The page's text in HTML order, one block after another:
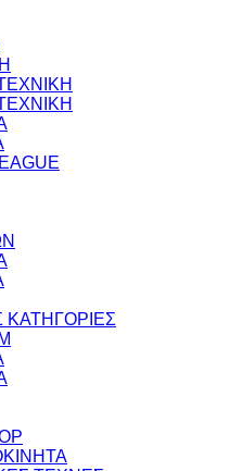
ΚΑΤΗΓΟΡΙΕΣ